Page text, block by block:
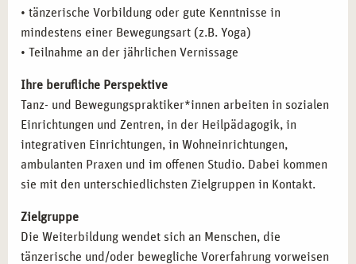
• tänzerische Vorbildung oder gute Kenntnisse in
mindestens einer Bewegungsart (z.B. Yoga)
• Teilnahme an der jährlichen Vernissage
Ihre berufliche Perspektive
Tanz- und Bewegungspraktiker*innen arbeiten in sozialen
Einrichtungen und Zentren, in der Heilpädagogik, in
integrativen Einrichtungen, in Wohneinrichtungen,
ambulanten Praxen und im offenen Studio. Dabei kommen
sie mit den unterschiedlichsten Zielgruppen in Kontakt.
Zielgruppe
Die Weiterbildung wendet sich an Menschen, die
tänzerische und/oder bewegliche Vorerfahrung vorweisen